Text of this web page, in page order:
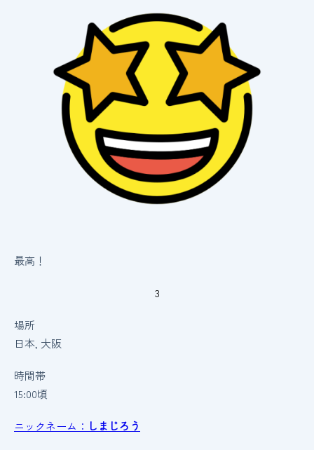
最高！
3
場所
日本, 大阪
時間帯
15:00頃
ニックネーム： しまじろう